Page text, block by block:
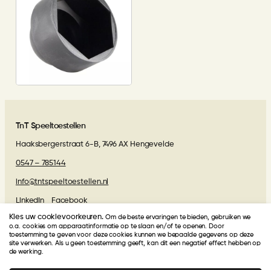
TnT Speeltoestellen
Haaksbergerstraat 6-B, 7496 AX Hengevelde
0547 – 785144
info@tntspeeltoestellen.nl
LinkedIn Facebook
Algemene voorwaarden
Beoordelingen van onze klanten
Kies uw cookievoorkeuren. Om de beste ervaringen te bieden, gebruiken we
o.a. cookies om apparaatinformatie op te slaan en/of te openen. Door
toestemming te geven voor deze cookies kunnen we bepaalde gegevens op deze
site verwerken. Als u geen toestemming geeft, kan dit een negatief effect hebben op
de werking.